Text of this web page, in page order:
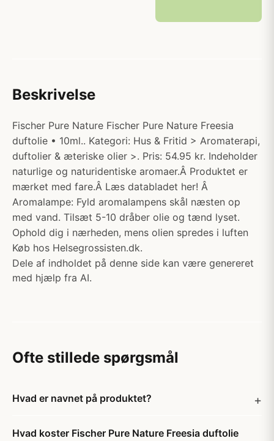
Beskrivelse
Fischer Pure Nature Fischer Pure Nature Freesia
duftolie • 10ml.. Kategori: Hus & Fritid > Aromaterapi,
duftolier & æteriske olier >. Pris: 54.95 kr. Indeholder
naturlige og naturidentiske aromaer.Â Produktet er
mærket med fare.Â Læs databladet her! Â
Aromalampe: Fyld aromalampens skål næsten op
med vand. Tilsæt 5-10 dråber olie og tænd lyset.
Ophold dig i nærheden, mens olien spredes i luften
Køb hos Helsegrossisten.dk.
Dele af indholdet på denne side kan være genereret
med hjælp fra AI.
Ofte stillede spørgsmål
Hvad er navnet på produktet?
Hvad koster Fischer Pure Nature Freesia duftolie